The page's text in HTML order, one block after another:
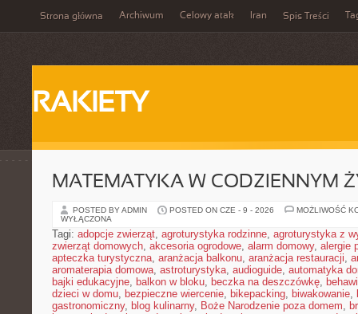
Strona główna Archiwum Celowy atak Iran Spis Treści
RAKIETY
MATEMATYKA W CODZIENNYM
POSTED BY ADMIN POSTED ON CZE - 9 - 2026
MOŻLIWOŚĆ
WYŁĄCZONA
Tagi: adopcje zwierząt, agroturystyka rodzinne, agroturystyka z
zwierząt domowych, akcesoria ogrodowe, alarm domowy, alergie
apteczka turystyczna, aranżacja balkonu, aranżacja restauracji,
aromaterapia domowa, astroturystyka, audioguide, automatyka
bajki edukacyjne, balkon w bloku, beczka na deszczówkę,
dzieci w domu, bezpieczne wiercenie, bikepacking, biwakowanie,
gastronomiczny, blog kulinarny, Boże Narodzenie poza domem,